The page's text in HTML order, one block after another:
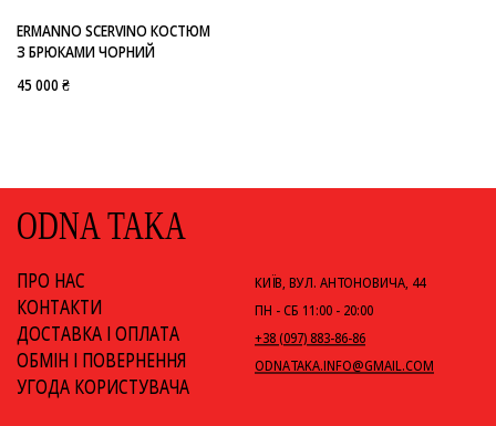
ERMANNO SCERVINO КОСТЮМ
З БРЮКАМИ ЧОРНИЙ
45 000 ₴
ODNA TAKA
ПРО НАС
КОНТАКТИ
ДОСТАВКА І ОПЛАТА
ОБМІН І ПОВЕРНЕННЯ
УГОДА КОРИСТУВАЧА
КИЇВ, ВУЛ. АНТОНОВИЧА, 44
ПН - СБ 11:00 - 20:00
+38 (097) 883-86-86
ODNATAKA.INFO@GMAIL.COM